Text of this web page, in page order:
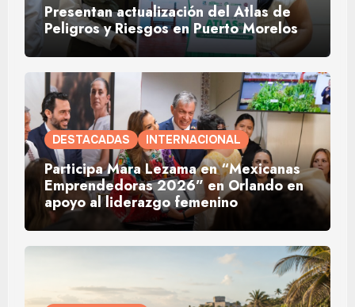
Presentan actualización del Atlas de
Peligros y Riesgos en Puerto Morelos
DESTACADAS INTERNACIONAL
Participa Mara Lezama en “Mexicanas
Emprendedoras 2026” en Orlando en
apoyo al liderazgo femenino